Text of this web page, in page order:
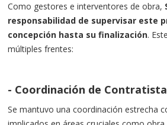
Como gestores e interventores de obra,
responsabilidad de supervisar este
concepción hasta su finalización.
múltiples frentes:
- Coordinación de
Se mantuvo una coordinación estrecha